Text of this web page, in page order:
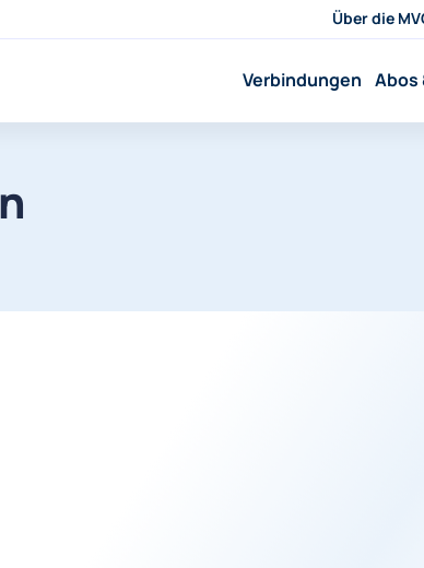
Über die
Verbindungen Abos